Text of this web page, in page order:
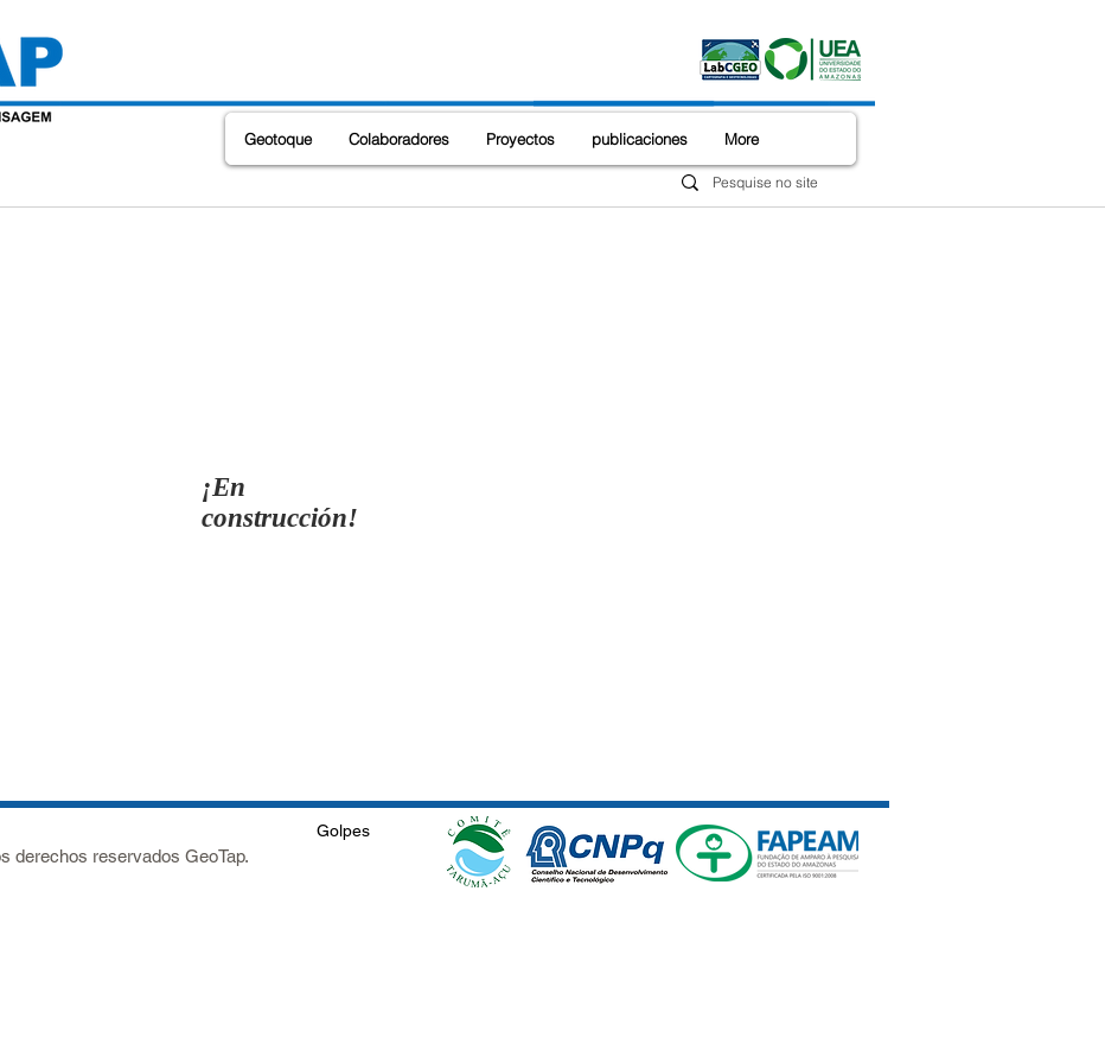
Geotoque Colaboradores Proyectos publicaciones More
¡En
construcción!
derechos reservados GeoTap.
Golpes